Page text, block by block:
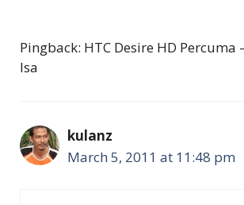
Pingback: HTC Desire HD
Isa
kulanz
March 5, 2011 at 11:48 pm